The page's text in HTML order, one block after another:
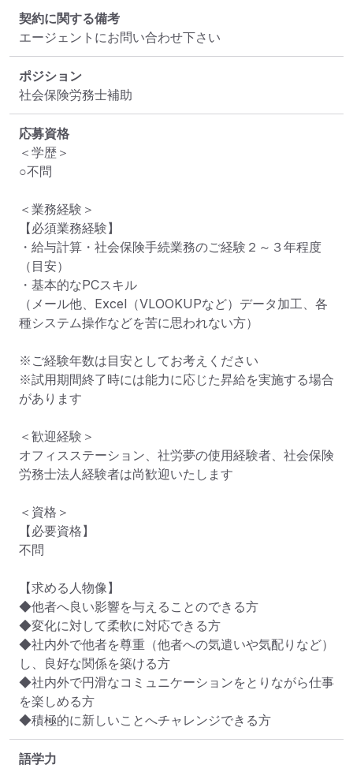
契約に関する備考
エージェントにお問い合わせ下さい
ポジション
社会保険労務士補助
応募資格
＜学歴＞
○不問
＜業務経験＞
【必須業務経験】
・給与計算・社会保険手続業務のご経験２～３年程度
（目安）
・基本的なPCスキル
（メール他、Excel（VLOOKUPなど）データ加工、各
種システム操作などを苦に思われない方）
※ご経験年数は目安としてお考えください
※試用期間終了時には能力に応じた昇給を実施する場合
があります
＜歓迎経験＞
オフィスステーション、社労夢の使用経験者、社会保険
労務士法人経験者は尚歓迎いたします
＜資格＞
【必要資格】
不問
【求める人物像】
◆他者へ良い影響を与えることのできる方
◆変化に対して柔軟に対応できる方
◆社内外で他者を尊重（他者への気遣いや気配りなど）
し、良好な関係を築ける方
◆社内外で円滑なコミュニケーションをとりながら仕事
を楽しめる方
◆積極的に新しいことへチャレンジできる方
語学力